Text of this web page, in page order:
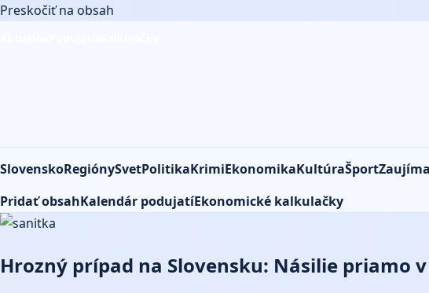
Preskočiť na obsah
SlovenskoRegiónySvetPolitikaKrimiEkonomikaKultúraŠport
Pridať obsahKalendár podujatíEkonomické kalkulačky
Rôzne
Hrozný prípad na Slovensku: Násilie priamo